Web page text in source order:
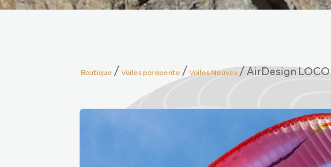
Boutique /Voiles parapente /Voiles Neuves/ AirDesign LOCO